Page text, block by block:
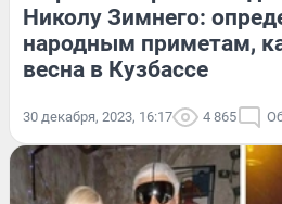
Николу Зимнего:
народным приметам,
весна в Кузбассе
30 декабря, 2023, 16:17 4 865